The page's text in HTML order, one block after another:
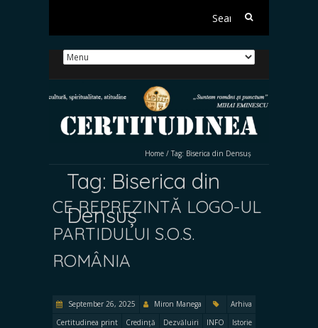
Search
Home / Tag: Biserica din Densuș
Tag: Biserica din
Densuș
CE REPREZINTĂ LOGO-UL
PARTIDULUI S.O.S.
ROMÂNIA
September 26, 2025 Miron Manega
Arhiva
Certitudinea print
Credință Dezvăluiri INFO
Istorie